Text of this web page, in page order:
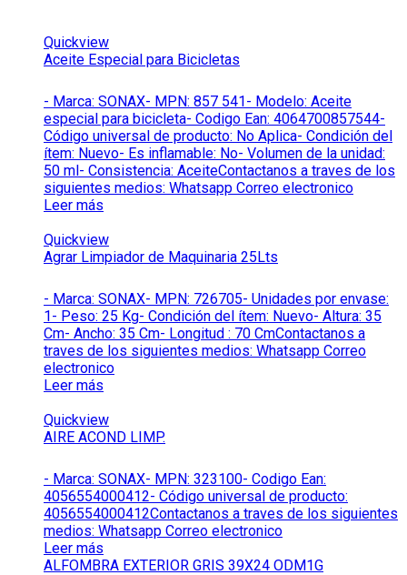
Quickview
Aceite Especial para Bicicletas
- Marca: SONAX- MPN: 857 541- Modelo: Aceite
especial para bicicleta- Codigo Ean: 4064700857544-
Código universal de producto: No Aplica- Condición del
ítem: Nuevo- Es inflamable: No- Volumen de la unidad:
50 ml- Consistencia: AceiteContactanos a traves de los
siguientes medios: Whatsapp Correo electronico
Leer más
Quickview
Agrar Limpiador de Maquinaria 25Lts
- Marca: SONAX- MPN: 726705- Unidades por envase:
1- Peso: 25 Kg- Condición del ítem: Nuevo- Altura: 35
Cm- Ancho: 35 Cm- Longitud : 70 CmContactanos a
traves de los siguientes medios: Whatsapp Correo
electronico
Leer más
Quickview
AIRE ACOND LIMP.
- Marca: SONAX- MPN: 323100- Codigo Ean:
4056554000412- Código universal de producto:
4056554000412Contactanos a traves de los siguientes
medios: Whatsapp Correo electronico
Leer más
ALFOMBRA EXTERIOR GRIS 39X24 ODM1G